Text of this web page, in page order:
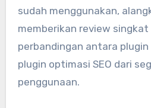
sudah menggunakan,
memberikan review singkat
perbandingan antara plugin
plugin optimasi SEO dari
penggunaan.